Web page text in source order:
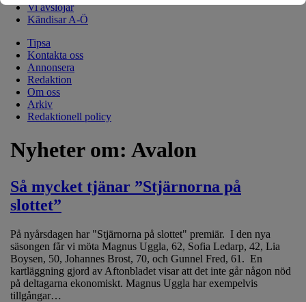
Vi avslöjar
Kändisar A-Ö
Tipsa
Kontakta oss
Annonsera
Redaktion
Om oss
Arkiv
Redaktionell policy
Nyheter om: Avalon
Så mycket tjänar ”Stjärnorna på
slottet”
På nyårsdagen har "Stjärnorna på slottet" premiär. I den nya
säsongen får vi möta Magnus Uggla, 62, Sofia Ledarp, 42, Lia
Boysen, 50, Johannes Brost, 70, och Gunnel Fred, 61. En
kartläggning gjord av Aftonbladet visar att det inte går någon nöd
på deltagarna ekonomiskt. Magnus Uggla har exempelvis
tillgångar…